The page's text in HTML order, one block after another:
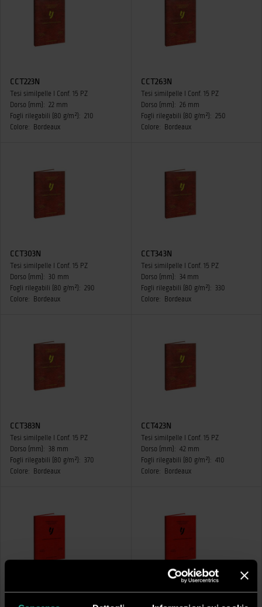
CCT223N
Tesi similpelle I Conf. 15 PZ
Dorso (mm): 22 mm
Fogli rilegabili (80 g/m²): 210
Colore:
Bordeaux
CCT263N
Tesi similpelle I Conf. 15 PZ
Dorso (mm): 26 mm
Fogli rilegabili (80 g/m²): 250
Colore:
Bordeaux
CCT303N
Tesi similpelle I Conf. 15 PZ
Dorso (mm): 30 mm
Fogli rilegabili (80 g/m²): 290
Colore:
Bordeaux
CCT343N
Tesi similpelle I Conf. 15 PZ
Dorso (mm): 34 mm
Fogli rilegabili (80 g/m²): 330
Colore:
Bordeaux
CCT383N
Tesi similpelle I Conf. 15 PZ
Dorso (mm): 38 mm
Fogli rilegabili (80 g/m²): 370
Colore:
Bordeaux
CCT423N
Tesi similpelle I Conf. 15 PZ
Dorso (mm): 42 mm
Fogli rilegabili (80 g/m²): 410
Colore:
Bordeaux